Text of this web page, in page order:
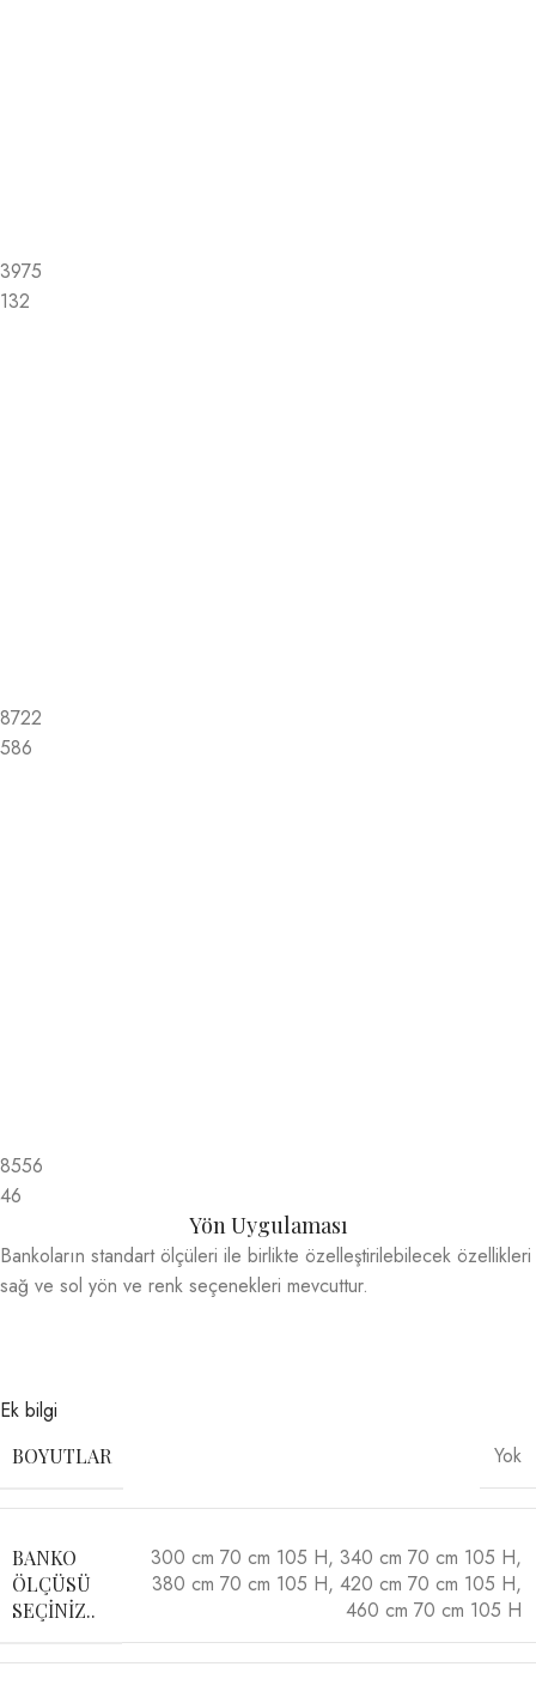
3975
132
8722
586
8556
46
Yön Uygulaması
Bankoların standart ölçüleri ile birlikte özelleştirilebilecek özellikleri
sağ ve sol yön ve renk seçenekleri mevcuttur.
Ek bilgi
BOYUTLAR Yok
BANKO
ÖLÇÜSÜ
SEÇINIZ..
300 cm 70 cm 105 H, 340 cm 70 cm 105 H,
380 cm 70 cm 105 H, 420 cm 70 cm 105 H,
460 cm 70 cm 105 H